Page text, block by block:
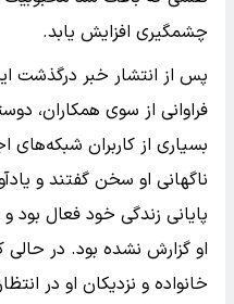
چشمگیری افزایش یابد.
پس از انتشار خبر درگذشت
فراوانی از سوی همکاران،
بسیاری از کاربران
ناگهانی او سخن گفتند و
پایانی زندگی خود فعال بود
او گزارش نشده بود. در حالی
خانواده و نزدیکان او در